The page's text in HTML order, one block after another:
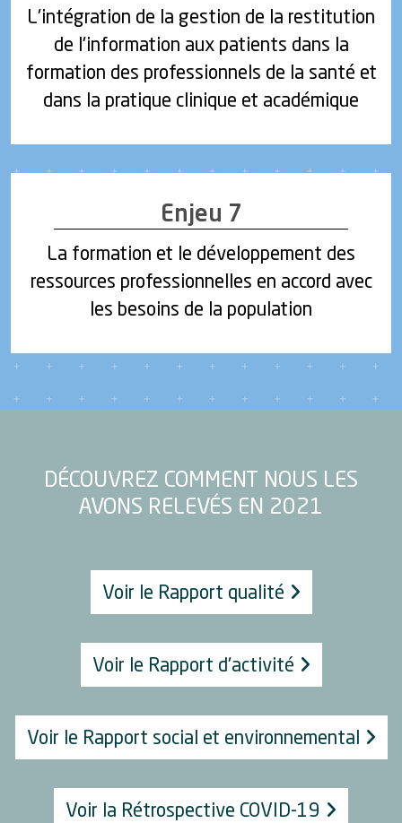
L'intégration de la gestion de la restitution
de l'information aux patients dans la
formation des professionnels de la santé et
dans la pratique clinique et académique
Enjeu 7
La formation et le développement des
ressources professionnelles en accord avec
les besoins de la population
DÉCOUVREZ COMMENT NOUS LES
AVONS RELEVÉS EN 2021
Voir le Rapport qualité
Voir le Rapport d'activité
Voir le Rapport social et environnemental
Voir la Rétrospective COVID-19